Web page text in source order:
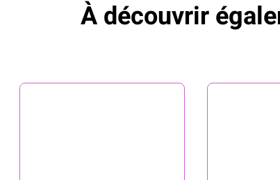
À découvrir